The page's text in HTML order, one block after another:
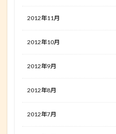
2012年11月
2012年10月
2012年9月
2012年8月
2012年7月